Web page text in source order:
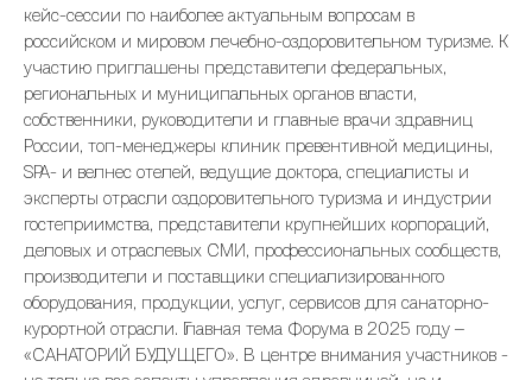
кейс-сессии по наиболее актуальным вопросам в
российском и мировом лечебно-оздоровительном туризме. К
участию приглашены представители федеральных,
региональных и муниципальных органов власти,
собственники, руководители и главные врачи здравниц
России, топ-менеджеры клиник превентивной медицины,
SPA- и велнес отелей, ведущие доктора, специалисты и
эксперты отрасли оздоровительного туризма и индустрии
гостеприимства, представители крупнейших корпораций,
деловых и отраслевых СМИ, профессиональных сообществ,
производители и поставщики специализированного
оборудования, продукции, услуг, сервисов для санаторно-
курортной отрасли. Главная тема Форума в 2025 году –
«САНАТОРИЙ БУДУЩЕГО». В центре внимания участников -